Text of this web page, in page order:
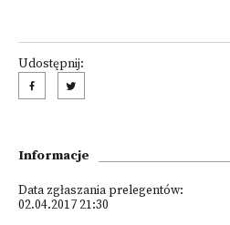
Udostępnij:
Informacje
Data zgłaszania prelegentów:
02.04.2017 21:30